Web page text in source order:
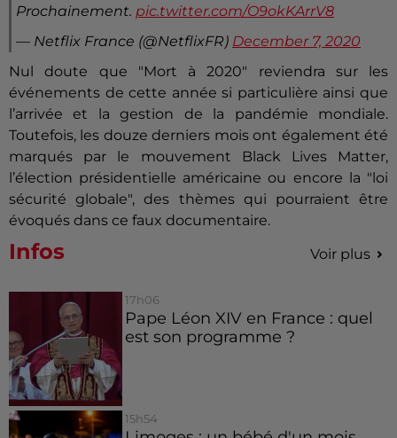
Prochainement. pic.twitter.com/O9okKArrV8
— Netflix France (@NetflixFR) December 7, 2020
Nul doute que "Mort à 2020" reviendra sur les
événements de cette année si particulière ainsi que
l’arrivée et la gestion de la pandémie mondiale.
Toutefois, les douze derniers mois ont également été
marqués par le mouvement Black Lives Matter,
l’élection présidentielle américaine ou encore la "loi
sécurité globale", des thèmes qui pourraient être
évoqués dans ce faux documentaire.
Infos Voir plus
17h06
Pape Léon XIV en France : quel
est son programme ?
15h54